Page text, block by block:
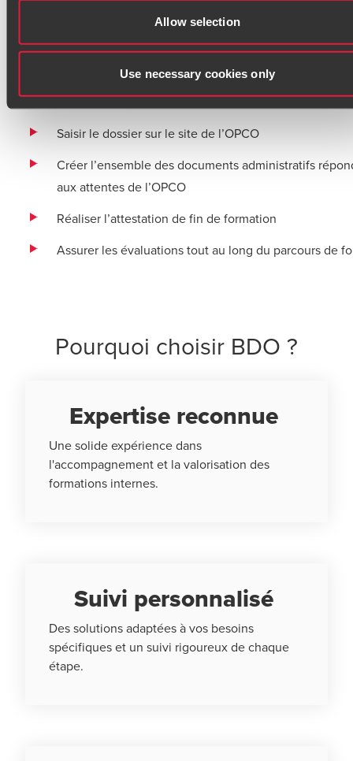
Allow selection
Use necessary cookies only
Assurer le lien avec l’OPCO pour enclencher le
contrat de professionnalisation interne ou avec
Créer le parcours de formation
Remplir le protocole individuel de formation (P.I.F.)
Saisir le dossier sur le site de l’OPCO
Créer l’ensemble des documents administratifs
aux attentes de l’OPCO
Réaliser l’attestation de fin de formation
Assurer les évaluations tout au long du parcours de
Pourquoi choisir BDO ?
Expertise reconnue
Une solide expérience dans
l'accompagnement et la valorisation des
formations internes.
Suivi personnalisé
Des solutions adaptées à vos besoins
spécifiques et un suivi rigoureux de chaque
étape.